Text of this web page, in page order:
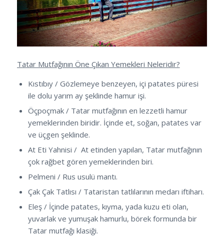
Tatar Mutfağının Öne Çıkan Yemekleri Neleridir?
Kıstıbıy / Gözlemeye benzeyen, içi patates püresi
ile dolu yarım ay şeklinde hamur işi.
Öçpoçmak / Tatar mutfağının en lezzetli hamur
yemeklerinden biridir. İçinde et, soğan, patates var
ve üçgen şeklinde.
At Eti Yahnisi / At etinden yapılan, Tatar mutfağının
çok rağbet gören yemeklerinden biri.
Pelmeni / Rus usulü mantı.
Çak Çak Tatlısı / Tataristan tatlılarının medarı iftiharı.
Eleş / İçinde patates, kıyma, yada kuzu eti olan,
yuvarlak ve yumuşak hamurlu, börek formunda bir
Tatar mutfağı klasiği.